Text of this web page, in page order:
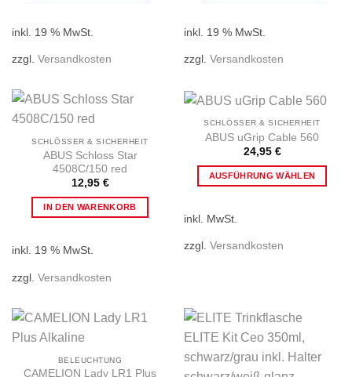
werden
inkl. 19 % MwSt.
zzgl. Versandkosten
inkl. 19 % MwSt.
zzgl. Versandkosten
SCHLÖSSER & SICHERHEIT
ABUS Schloss Star
4508C/150 red
12,95 €
IN DEN WARENKORB
inkl. 19 % MwSt.
zzgl. Versandkosten
SCHLÖSSER & SICHERHEIT
ABUS uGrip Cable 560
24,95 €
AUSFÜHRUNG WÄHLEN
mehrere
können
auf
der
inkl. MwSt.
zzgl. Versandkosten
BELEUCHTUNG
CAMELION Lady LR1 Plus